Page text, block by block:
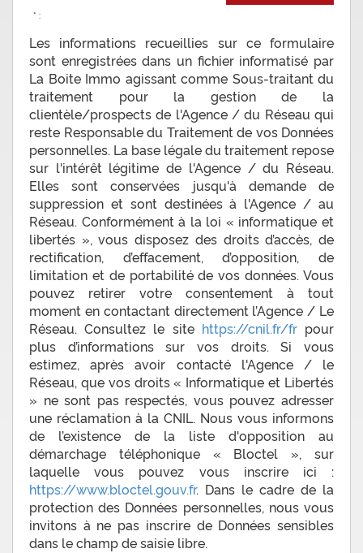
* :
Les informations recueillies sur ce formulaire
sont enregistrées dans un fichier informatisé par
La Boite Immo agissant comme Sous-traitant du
traitement pour la gestion de la
clientèle/prospects de l'Agence / du Réseau qui
reste Responsable du Traitement de vos Données
personnelles. La base légale du traitement repose
sur l'intérêt légitime de l'Agence / du Réseau.
Elles sont conservées jusqu'à demande de
suppression et sont destinées à l'Agence / au
Réseau. Conformément à la loi « informatique et
libertés », vous disposez des droits d’accès, de
rectification, d’effacement, d’opposition, de
limitation et de portabilité de vos données. Vous
pouvez retirer votre consentement à tout
moment en contactant directement l’Agence / Le
Réseau. Consultez le site https://cnil.fr/frpour
plus d’informations sur vos droits. Si vous
estimez, après avoir contacté l'Agence / le
Réseau, que vos droits « Informatique et Libertés
» ne sont pas respectés, vous pouvez adresser
une réclamation à la CNIL. Nous vous informons
de l’existence de la liste d'opposition au
démarchage téléphonique « Bloctel », sur
laquelle vous pouvez vous inscrire ici :
https://www.bloctel.gouv.fr. Dans le cadre de la
protection des Données personnelles, nous vous
invitons à ne pas inscrire de Données sensibles
dans le champ de saisie libre.